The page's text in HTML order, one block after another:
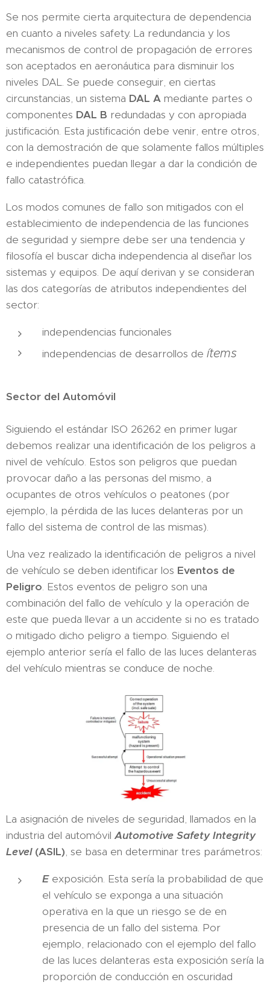
Se nos permite cierta arquitectura de dependencia
en cuanto a niveles safety. La redundancia y los
mecanismos de control de propagación de errores
son aceptados en aeronáutica para disminuir los
niveles DAL. Se puede conseguir, en ciertas
circunstancias, un sistema DAL A mediante partes o
componentes DAL B redundadas y con apropiada
justificación. Esta justificación debe venir, entre otros,
con la demostración de que solamente fallos múltiples
e independientes puedan llegar a dar la condición de
fallo catastrófica.
Los modos comunes de fallo son mitigados con el
establecimiento de independencia de las funciones
de seguridad y siempre debe ser una tendencia y
filosofía el buscar dicha independencia al diseñar los
sistemas y equipos. De aquí derivan y se consideran
las dos categorías de atributos independientes del
sector:
independencias funcionales
independencias de desarrollos de ítems
Sector del Automóvil
Siguiendo el estándar ISO 26262 en primer lugar
debemos realizar una identificación de los peligros a
nivel de vehículo. Estos son peligros que puedan
provocar daño a las personas del mismo, a
ocupantes de otros vehículos o peatones (por
ejemplo, la pérdida de las luces delanteras por un
fallo del sistema de control de las mismas).
Una vez realizado la identificación de peligros a nivel
de vehículo se deben identificar los Eventos de
Peligro. Estos eventos de peligro son una
combinación del fallo de vehículo y la operación de
este que pueda llevar a un accidente si no es tratado
o mitigado dicho peligro a tiempo. Siguiendo el
ejemplo anterior sería el fallo de las luces delanteras
del vehículo mientras se conduce de noche.
La asignación de niveles de seguridad, llamados en la
industria del automóvil Automotive Safety Integrity
Level(ASIL), se basa en determinar tres parámetros:
E exposición. Esta sería la probabilidad de que
el vehículo se exponga a una situación
operativa en la que un riesgo se de en
presencia de un fallo del sistema. Por
ejemplo, relacionado con el ejemplo del fallo
de las luces delanteras esta exposición sería la
proporción de conducción en oscuridad